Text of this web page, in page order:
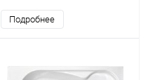
Подробнее